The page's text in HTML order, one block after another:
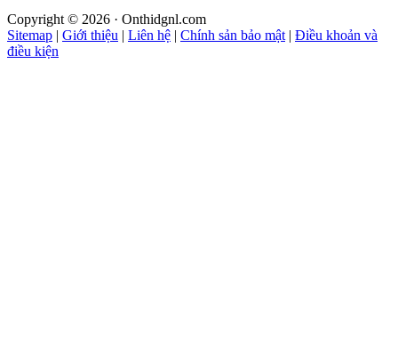
Copyright © 2026 · Onthidgnl.com
Sitemap | Giới thiệu | Liên hệ | Chính sản bảo mật | Điều khoản và
điều kiện